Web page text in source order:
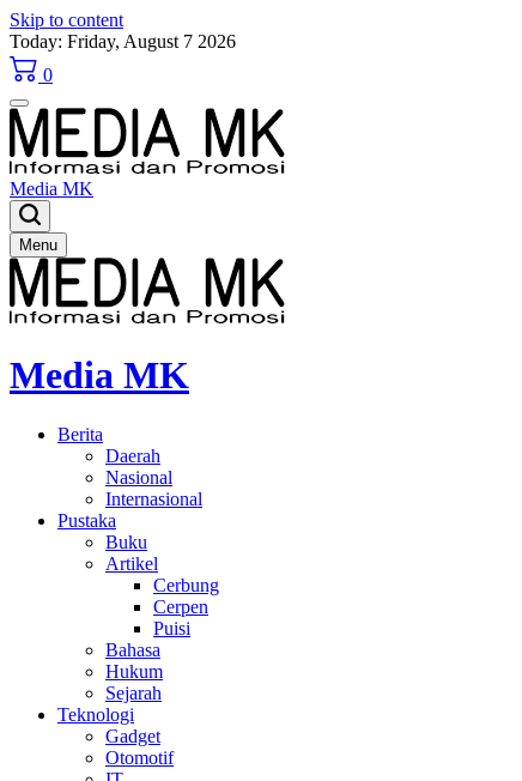
Skip to content
Today: Friday, August 7 2026
0
Media MK
Menu
Media MK
Berita
Daerah
Nasional
Internasional
Pustaka
Buku
Artikel
Cerbung
Cerpen
Puisi
Bahasa
Hukum
Sejarah
Teknologi
Gadget
Otomotif